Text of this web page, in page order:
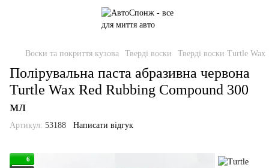
Воски та покриття кузова Тверді воски Тверді воски Turtle Wax
Полірувальна паста абразивна червона
Turtle Wax Red Rubbing Compound 300
мл
Артикул: 53188 Написати відгук
6